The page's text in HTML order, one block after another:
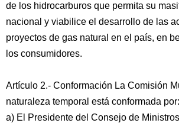
de los hidrocarburos que permita su
nacional y viabilice el desarrollo de las
proyectos de gas natural en el país, en
los consumidores.
Artículo 2.- Conformación La Comisión
naturaleza temporal está conformada por:
a) El Presidente del Consejo de